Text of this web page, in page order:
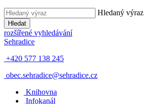
Hledaný výraz
Hledat
rozšířené vyhledávání
Sehradice
+420 577 138 245
obec.sehradice@sehradice.cz
Knihovna
Infokanál